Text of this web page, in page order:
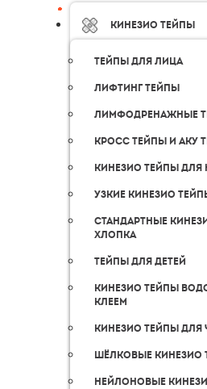
Кинезио тейпы
Тейпы для лица
Лифтинг тейпы
Лимфодренажные
Кросс тейпы и аку
Кинезио тейпы
Узкие кинезио
Стандартные
хлопка
Тейпы для детей
Кинезио тейпы
клеем
Кинезио тейпы
Шёлковые кинезио
Нейлоновые